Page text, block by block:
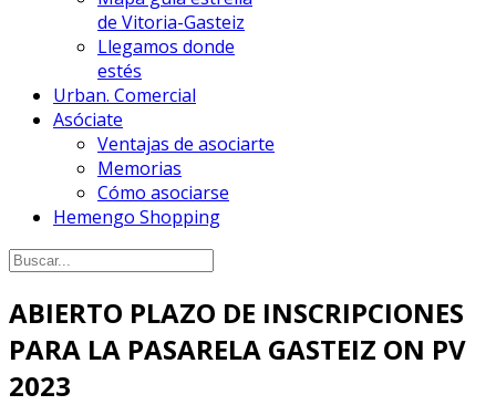
de Vitoria-Gasteiz
Llegamos donde
estés
Urban. Comercial
Asóciate
Ventajas de asociarte
Memorias
Cómo asociarse
Hemengo Shopping
ABIERTO PLAZO DE INSCRIPCIONES
PARA LA PASARELA GASTEIZ ON PV
2023